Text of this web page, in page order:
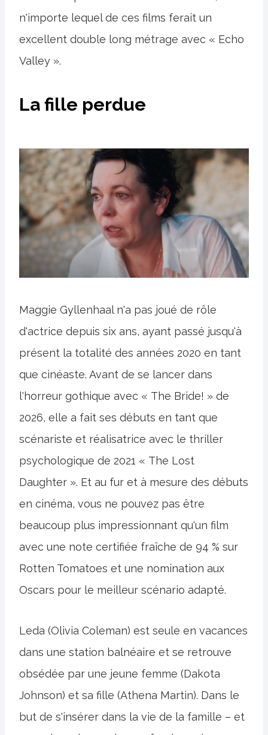
n'importe lequel de ces films ferait un
excellent double long métrage avec « Echo
Valley ».
La fille perdue
Maggie Gyllenhaal n'a pas joué de rôle
d'actrice depuis six ans, ayant passé jusqu'à
présent la totalité des années 2020 en tant
que cinéaste. Avant de se lancer dans
l'horreur gothique avec « The Bride! » de
2026, elle a fait ses débuts en tant que
scénariste et réalisatrice avec le thriller
psychologique de 2021 « The Lost
Daughter ». Et au fur et à mesure des débuts
en cinéma, vous ne pouvez pas être
beaucoup plus impressionnant qu'un film
avec une note certifiée fraîche de 94 % sur
Rotten Tomatoes et une nomination aux
Oscars pour le meilleur scénario adapté.
Leda (Olivia Coleman) est seule en vacances
dans une station balnéaire et se retrouve
obsédée par une jeune femme (Dakota
Johnson) et sa fille (Athena Martin). Dans le
but de s'insérer dans la vie de la famille – et